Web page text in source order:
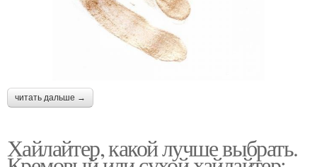
читать дальше →
Хайлайтер, какой лучше выбрать.